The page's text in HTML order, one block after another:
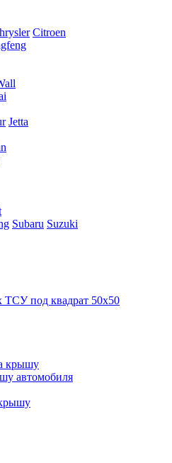
Citroen
Jetta
Subaru Suzuki
ТСУ под квадрат 50х50
крышу
автомобиля